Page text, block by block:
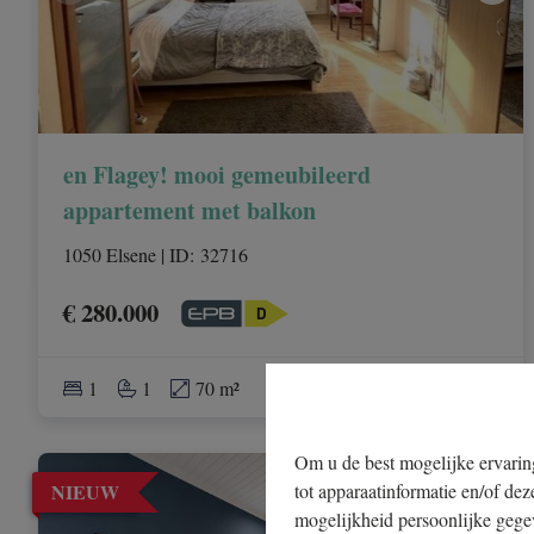
Om u de best mogelijke
tot apparaatinformatie en/of
mogelijkheid persoonlijke
en Flagey! mooi gemeubileerd
appartement met balkon
1050 Elsene | ID: 32716
€ 280.000
1 1 70 m²
NIEUW